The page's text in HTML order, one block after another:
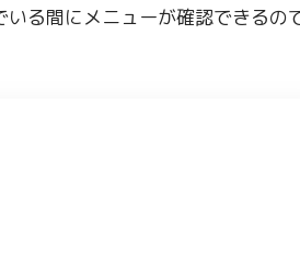
る間にメニューが確認できるの